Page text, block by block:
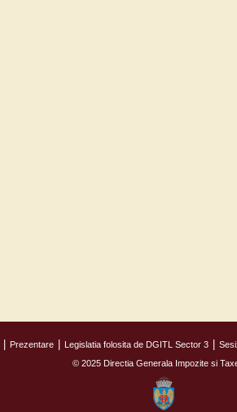
Prezentare Legislatia folosita de DGITL Sector 3
© 2025 Directia Generala Impozite si